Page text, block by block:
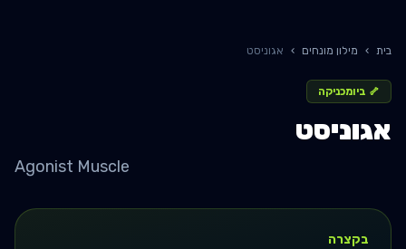
בית › מילון מונחים › אגוניסט
🦴 ביומכניקה
אגוניסט
Agonist Muscle
בקצרה